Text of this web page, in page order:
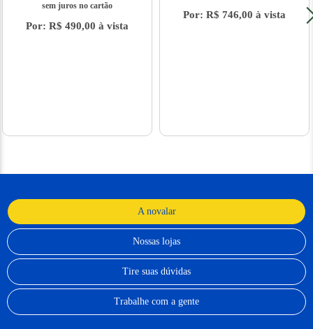
sem juros no cartão
Por: R$ 490,00 à vista
Por: R$ 746,00 à vista
A novalar
Nossas lojas
Tire suas dúvidas
Trabalhe com a gente